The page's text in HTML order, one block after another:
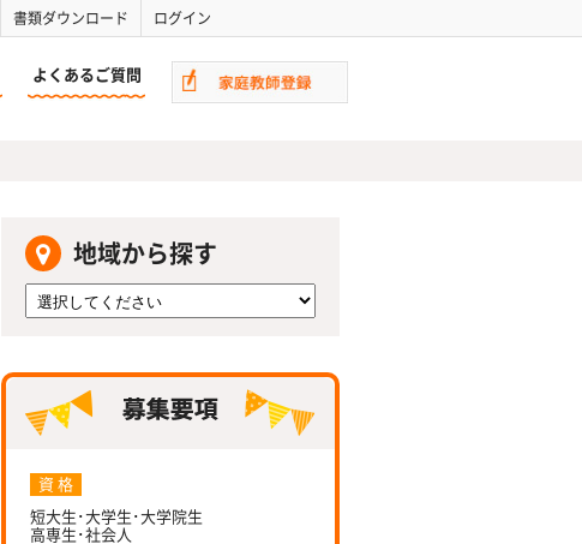
書類ダウンロード ログイン
よくあるご質問
地域から探す
資 格
短大生･大学生･大学院生
高専生･社会人